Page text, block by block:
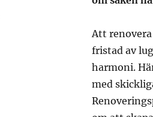
Att
fristad av
harmoni.
med